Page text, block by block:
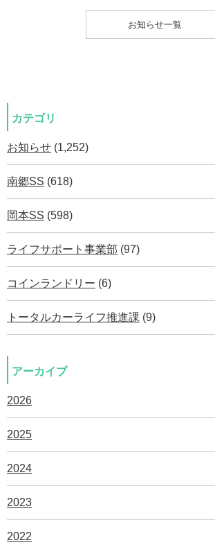
お知らせ一覧
カテゴリ
お知らせ (1,252)
南郷SS (618)
岡本SS (598)
ライフサポート事業部 (97)
コインランドリー (6)
トータルカーライフ推進課 (9)
アーカイブ
2026
2025
2024
2023
2022